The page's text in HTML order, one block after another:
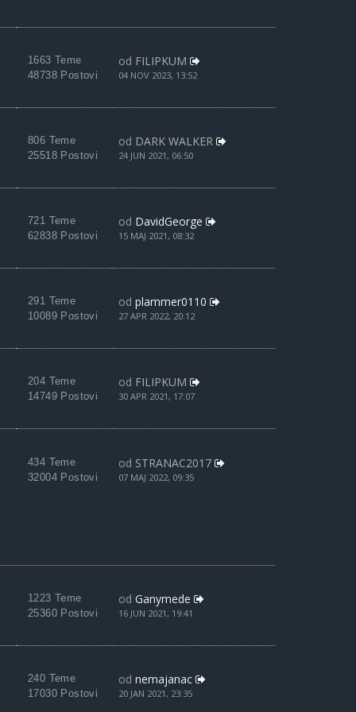
1663 Teme
48738 Postovi
od FILIPKUM
04 NOV 2023, 13:52
806 Teme
25518 Postovi
od DARK WALKER
24 JUN 2021, 06:50
721 Teme
62838 Postovi
od DavidGeorge
15 MAJ 2021, 08:32
291 Teme
10089 Postovi
od plammer0110
27 APR 2022, 20:12
204 Teme
14749 Postovi
od FILIPKUM
30 APR 2021, 17:07
434 Teme
32004 Postovi
od STRANAC2017
07 MAJ 2022, 09:35
1223 Teme
25360 Postovi
od Ganymede
16 JUN 2021, 19:41
240 Teme
17030 Postovi
od nemajanac
20 JAN 2021, 23:35